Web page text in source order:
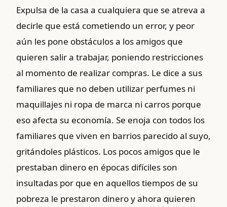
Expulsa de la casa a cualquiera que se atreva a
decirle que está cometiendo un error, y peor
aún les pone obstáculos a los amigos que
quieren salir a trabajar, poniendo restricciones
al momento de realizar compras. Le dice a sus
familiares que no deben utilizar perfumes ni
maquillajes ni ropa de marca ni carros porque
eso afecta su economía. Se enoja con todos los
familiares que viven en barrios parecido al suyo,
gritándoles plásticos. Los pocos amigos que le
prestaban dinero en épocas difíciles son
insultadas por que en aquellos tiempos de su
pobreza le prestaron dinero y ahora quieren